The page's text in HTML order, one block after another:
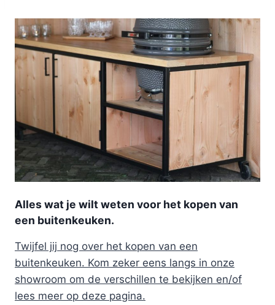
Alles wat je wilt weten voor het kopen van
een buitenkeuken.
Twijfel jij nog over het kopen van een
buitenkeuken. Kom zeker eens langs in onze
showroom om de verschillen te bekijken en/of
lees meer op deze pagina.